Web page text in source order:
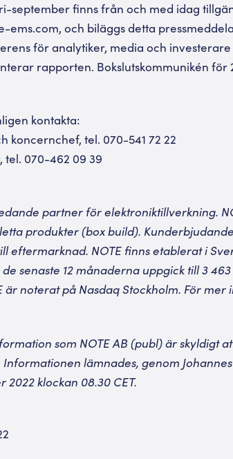
september finns från och med idag
ems.com, och biläggs detta
för analytiker, media och
rapporten. Bokslutskommunikén för
kontakta:
koncernchef, tel. 070-541 72 22
tel. 070-462 09 39
partner för elektroniktillverkning.
produkter (box build).
eftermarknad. NOTE finns etablerat i
senaste 12 månaderna uppgick till 3
är noterat på Nasdaq Stockholm. För
som NOTE AB (publ) är skyldigt
lämnades, genom
2022 klockan 08.30 CET.